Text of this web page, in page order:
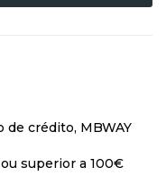
de crédito, MBWAY
superior a 100€